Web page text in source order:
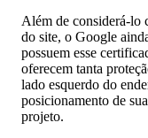
Além de considerá-lo
do site, o Google
possuem esse
oferecem tanta
lado esquerdo do
posicionamento de
projeto.